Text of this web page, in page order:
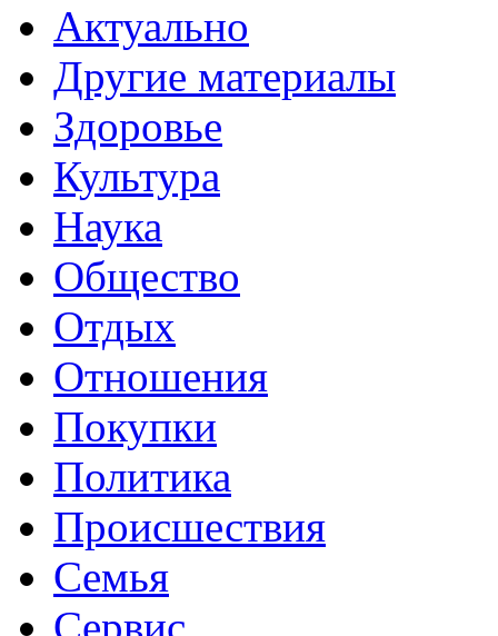
Актуально
Другие материалы
Здоровье
Культура
Наука
Общество
Отдых
Отношения
Покупки
Политика
Происшествия
Семья
Сервис